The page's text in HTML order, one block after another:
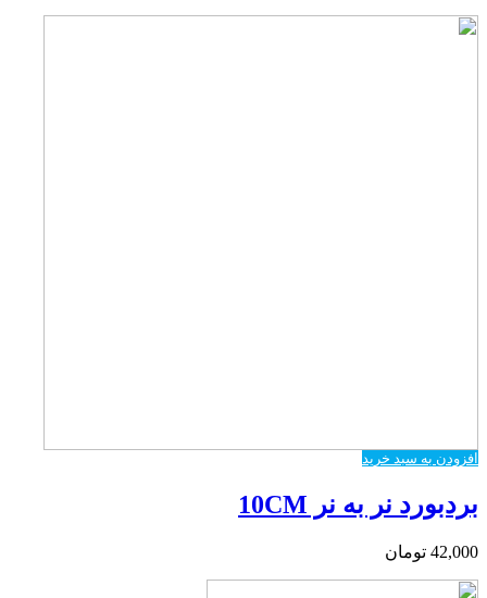
افزودن به سبد خرید
بردبورد نر به نر 10CM
42,000 تومان